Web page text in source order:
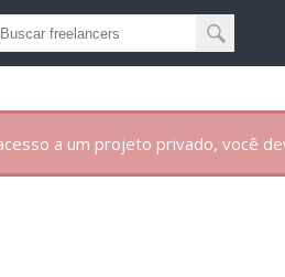
a um projeto privado, você